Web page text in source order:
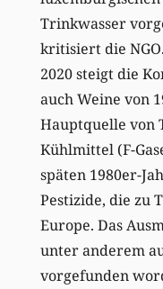
Trinkwasser
kritisiert die
2020 steigt die
auch Weine von
Hauptquelle von
Kühlmittel (F-
späten 1980er-
Pestizide, die zu
Europe. Das
unter anderem
vorgefunden